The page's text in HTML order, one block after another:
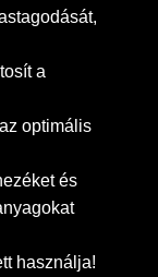
a
optimális
és
használja!